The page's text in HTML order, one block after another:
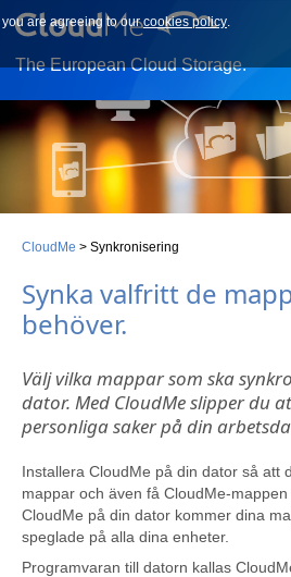
Our site uses cookies. By continuing to
agreeing to our cookies policy.
you are agreeing to ourcookies policy.
The European Cloud
CloudMe > Synkronisering
Synka valfritt de
behöver.
Välj vilka mappar som ska
dator. Med CloudMe slipper du
personliga saker på din
Installera CloudMe på din dator så att
mappar och även få CloudMe-
CloudMe på din dator kommer dina
speglade på alla dina enheter.
Programvaran till datorn kallas